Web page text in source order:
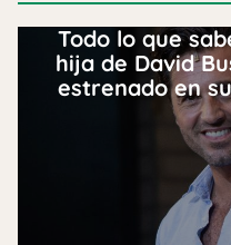
Todo lo que
hija de David
estrenado en